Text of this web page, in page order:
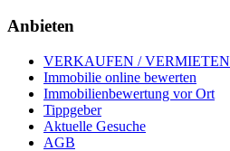
Anbieten
VERKAUFEN / VERMIETEN
Immobilie online bewerten
Immobilienbewertung vor Ort
Tippgeber
Aktuelle Gesuche
AGB